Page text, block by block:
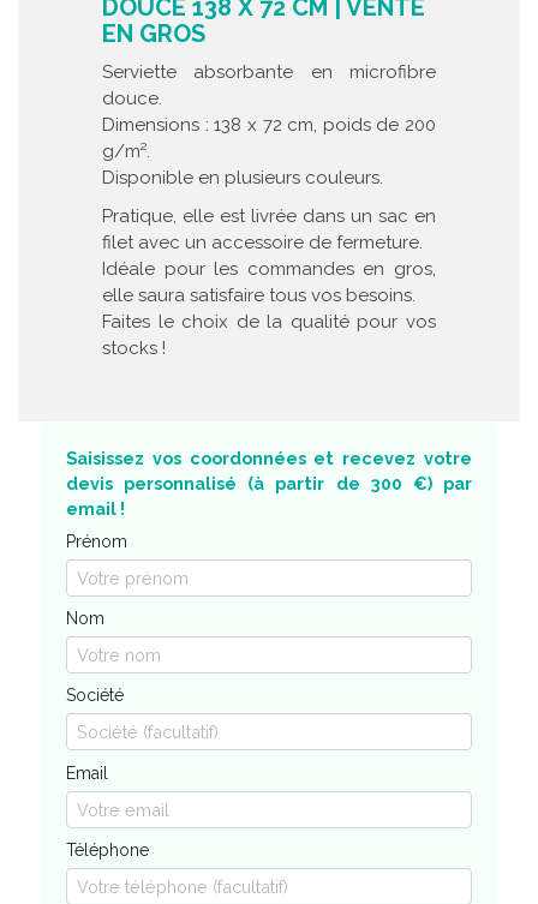
DOUCE 138 X 72 CM | VENTE
EN GROS
Serviette absorbante en microfibre
douce.
Dimensions : 138 x 72 cm, poids de 200
g/m².
Disponible en plusieurs couleurs.
Pratique, elle est livrée dans un sac en
filet avec un accessoire de fermeture.
Idéale pour les commandes en gros,
elle saura satisfaire tous vos besoins.
Faites le choix de la qualité pour vos
stocks !
Saisissez vos coordonnées et recevez votre
devis personnalisé (à partir de 300 €) par
email !
Prénom
Nom
Société
Email
Téléphone